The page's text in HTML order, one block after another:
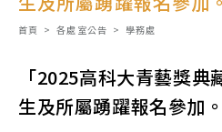
首頁 > 各處室公告 > 學務處
「2025高科大青藝獎
生及所屬踴躍報名參加。